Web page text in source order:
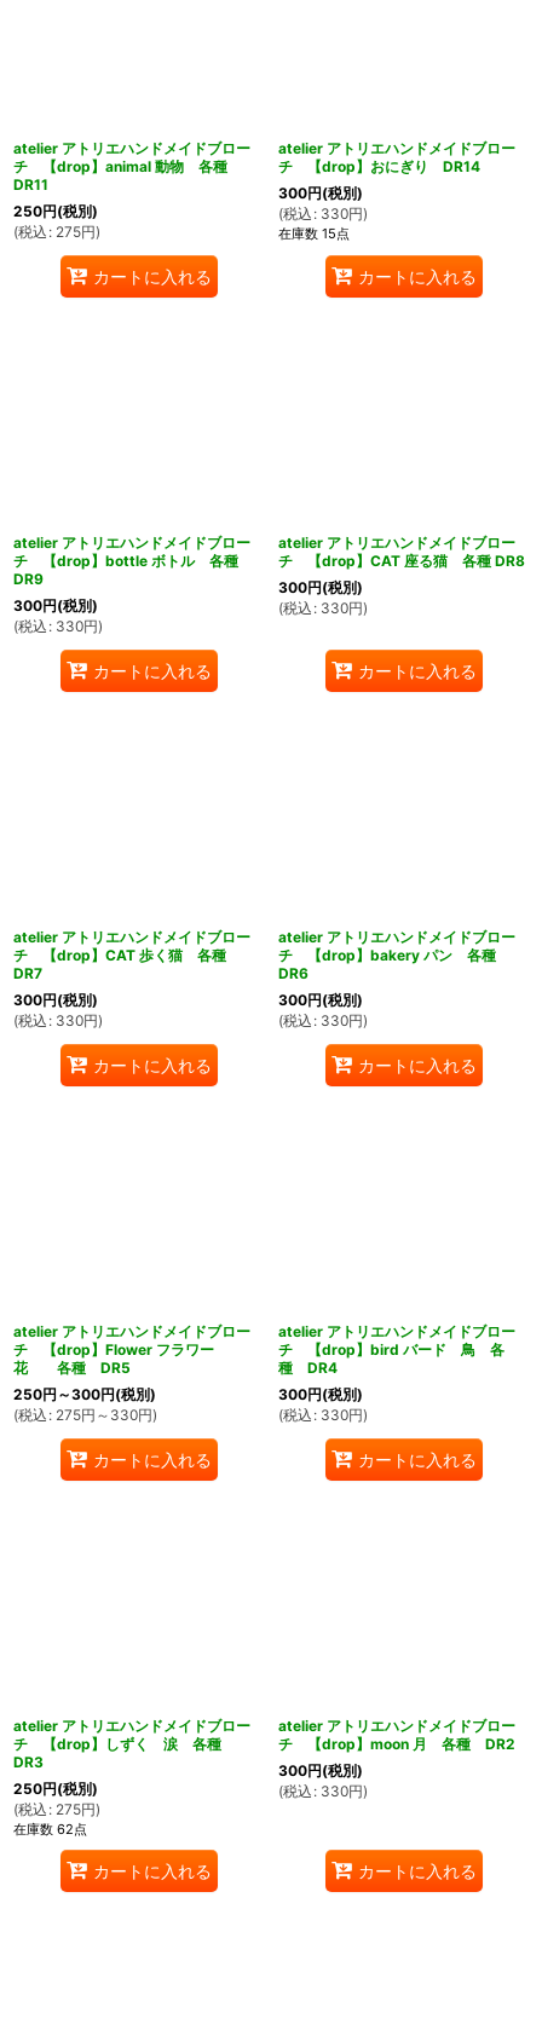
atelier アトリエハンドメイドブロー
チ 【drop】animal 動物 各種
DR11
250円(税別)
(税込 : 275円)
カートに入れる
atelier アトリエハンドメイドブロー
チ 【drop】おにぎり DR14
300円(税別)
(税込 : 330円)
在庫数 15点
カートに入れる
atelier アトリエハンドメイドブロー
チ 【drop】bottle ボトル 各種
DR9
300円(税別)
(税込 : 330円)
カートに入れる
atelier アトリエハンドメイドブロー
チ 【drop】CAT 座る猫 各種 DR8
300円(税別)
(税込 : 330円)
カートに入れる
atelier アトリエハンドメイドブロー
チ 【drop】CAT 歩く猫 各種
DR7
300円(税別)
(税込 : 330円)
カートに入れる
atelier アトリエハンドメイドブロー
チ 【drop】bakery パン 各種
DR6
300円(税別)
(税込 : 330円)
カートに入れる
atelier アトリエハンドメイドブロー
チ 【drop】Flower フラワー
花 各種 DR5
250円 ～300円(税別)
(税込 : 275円 ～330円)
カートに入れる
atelier アトリエハンドメイドブロー
チ 【drop】bird バード 鳥 各
種 DR4
300円(税別)
(税込 : 330円)
カートに入れる
atelier アトリエハンドメイドブロー
チ 【drop】しずく 涙 各種
DR3
250円(税別)
(税込 : 275円)
在庫数 62点
カートに入れる
atelier アトリエハンドメイドブロー
チ 【drop】moon 月 各種 DR2
300円(税別)
(税込 : 330円)
カートに入れる